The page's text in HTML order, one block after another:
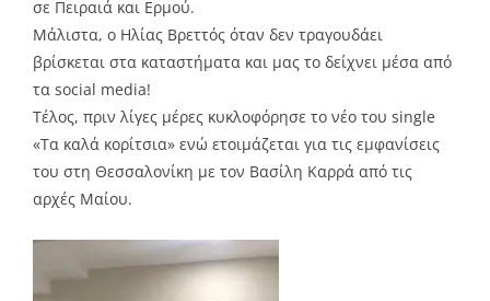
σε Πειραιά και Ερμού.
Μάλιστα, ο Ηλίας Βρεττός όταν δεν τραγουδάει
βρίσκεται στα καταστήματα και μας το δείχνει μέσα από
τα social media!
Τέλος, πριν λίγες μέρες κυκλοφόρησε το νέο του single
«Τα καλά κορίτσια» ενώ ετοιμάζεται για τις εμφανίσεις
του στη Θεσσαλονίκη με τον Βασίλη Καρρά από τις
αρχές Μαίου.